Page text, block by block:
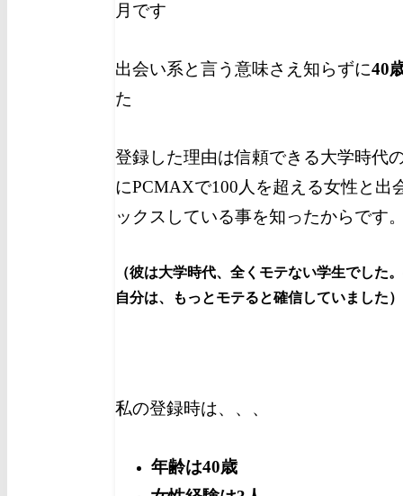
月です
出会い系と言う意味さえ知らずに40
た
登録した理由は信頼できる大学時代
にPCMAXで100人を超える女性と出
ックスしている事を知ったからです
（彼は大学時代、全くモテない学生でした
自分は、もっとモテると確信していました）
私の登録時は、、、
年齢は40歳